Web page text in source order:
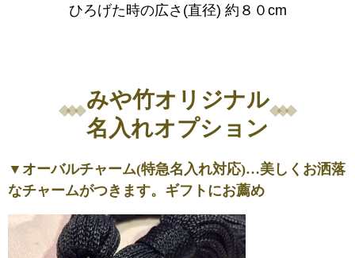
ひろげた時の広さ(直径) 約８０cm
みや竹オリジナル
名入れオプション
▼オーバルチャーム(特急名入れ対応)…美しくお洒落
なチャームがつきます。ギフトにお薦め